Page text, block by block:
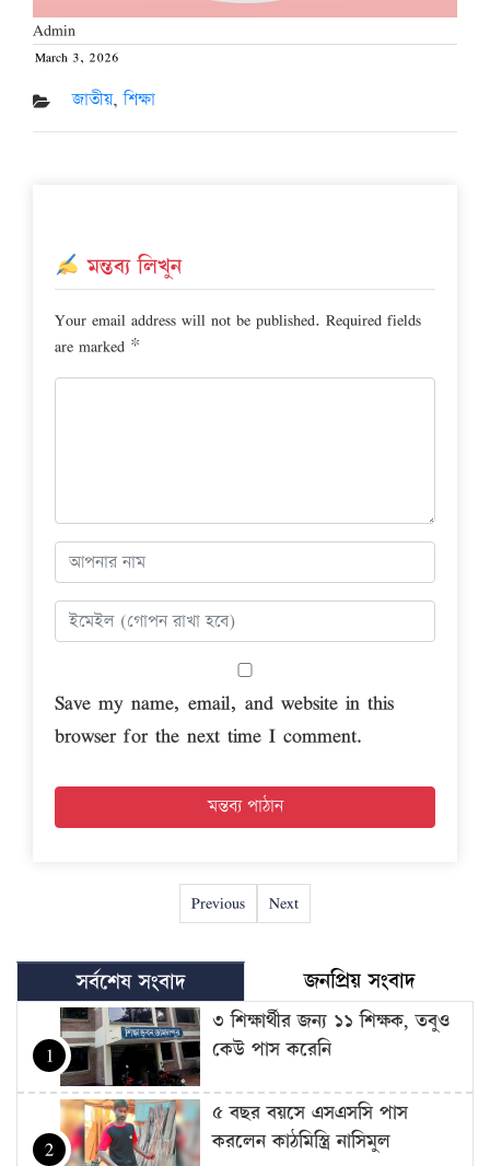
Admin
Posted
on
March 3, 2026
জাতীয়,শিক্ষা
মন্তব্য লিখুন
Your email address will not be published. Required fields
are marked *
Save my name, email, and website in this
browser for the next time I comment.
Previous Next
সর্বশেষ সংবাদ জনপ্রিয় সংবাদ
1
৩ শিক্ষার্থীর জন্য ১১ শিক্ষক, তবুও
কেউ পাস করেনি
2
৫ বছর বয়সে এসএসসি পাস
করলেন কাঠমিস্ত্রি নাসিমুল